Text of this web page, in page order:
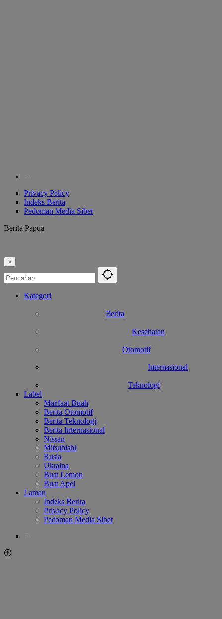
Privacy Policy
Indeks Berita
Pedoman Media Siber
Berita Papua
×
Kategori
Berita
Kesehatan
Otomotif
Internasional
Teknologi
Label
Manfaat Buah
Berita Otomotif
Berita Teknologi
Berita Internasional
Nissan
Mitsubishi
Rusia
Ukraina
Buat Lemon
Buat Apel
Laman
Indeks Berita
Privacy Policy
Pedoman Media Siber